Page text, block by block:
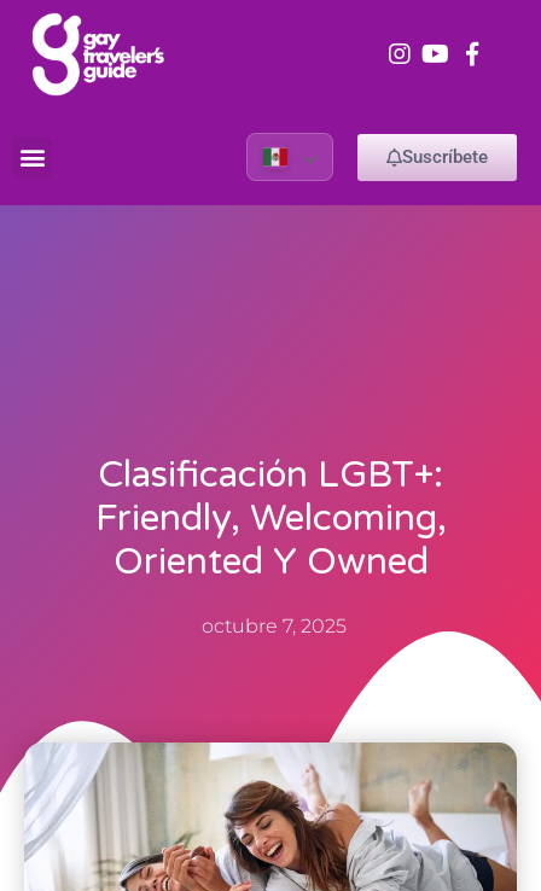
Suscríbete
Clasificación LGBT+:
Friendly, Welcoming,
Oriented Y Owned
octubre 7, 2025